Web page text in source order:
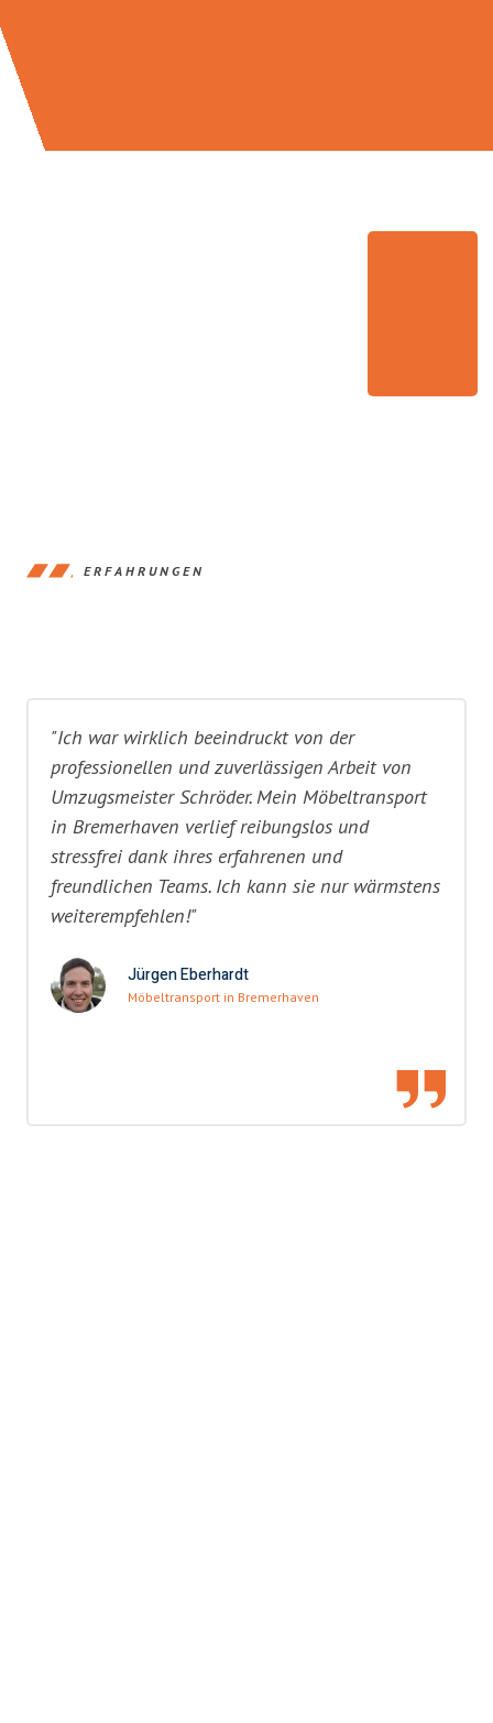
ERFAHRUNGEN
"Ich war wirklich beeindruckt von der
professionellen und zuverlässigen Arbeit von
Umzugsmeister Schröder. Mein Möbeltransport
in Bremerhaven verlief reibungslos und
stressfrei dank ihres erfahrenen und
freundlichen Teams. Ich kann sie nur wärmstens
weiterempfehlen!"
Jürgen Eberhardt
Möbeltransport in Bremerhaven